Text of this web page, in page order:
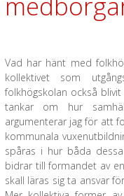
Vad har hänt med
kollektivet som
folkhögskolan också
tankar om hur
argumenterar jag för att
kommunala
spåras i hur båda
bidrar till formandet av
skall läras sig ta ansvar